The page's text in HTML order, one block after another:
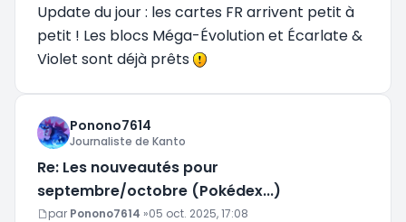
Update du jour : les cartes FR arrivent petit à
petit ! Les blocs Méga-Évolution et Écarlate &
Violet sont déjà prêts
Ponono7614
Journaliste de Kanto
Re: Les nouveautés pour
septembre/octobre (Pokédex...)
Message
par Ponono7614 »05 oct. 2025, 17:08